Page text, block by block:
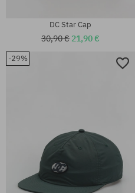
DC Star Cap
30,90 € 21,90 €
-29%